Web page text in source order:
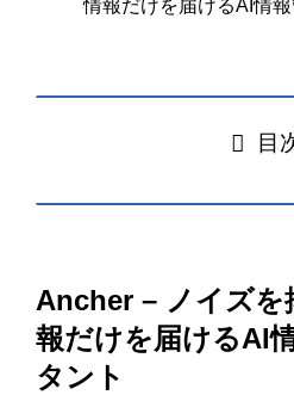
目
Ancher – ノイズを
報だけを届けるAI
タント